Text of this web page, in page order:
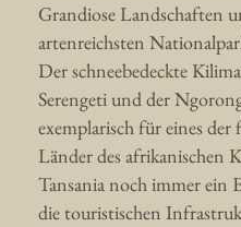
Grandiose Landschaften
artenreichsten
Der schneebedeckte
Serengeti und der
exemplarisch für eines der
Länder des afrikanischen
Tansania noch immer ein
die touristischen